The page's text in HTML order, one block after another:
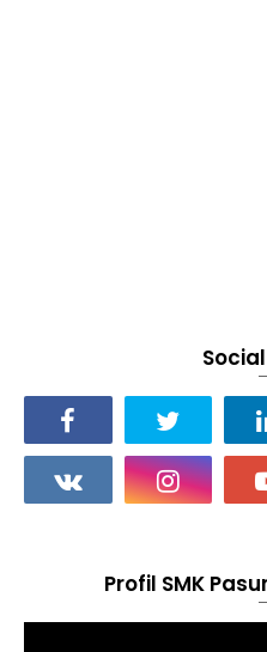
Profil SMK